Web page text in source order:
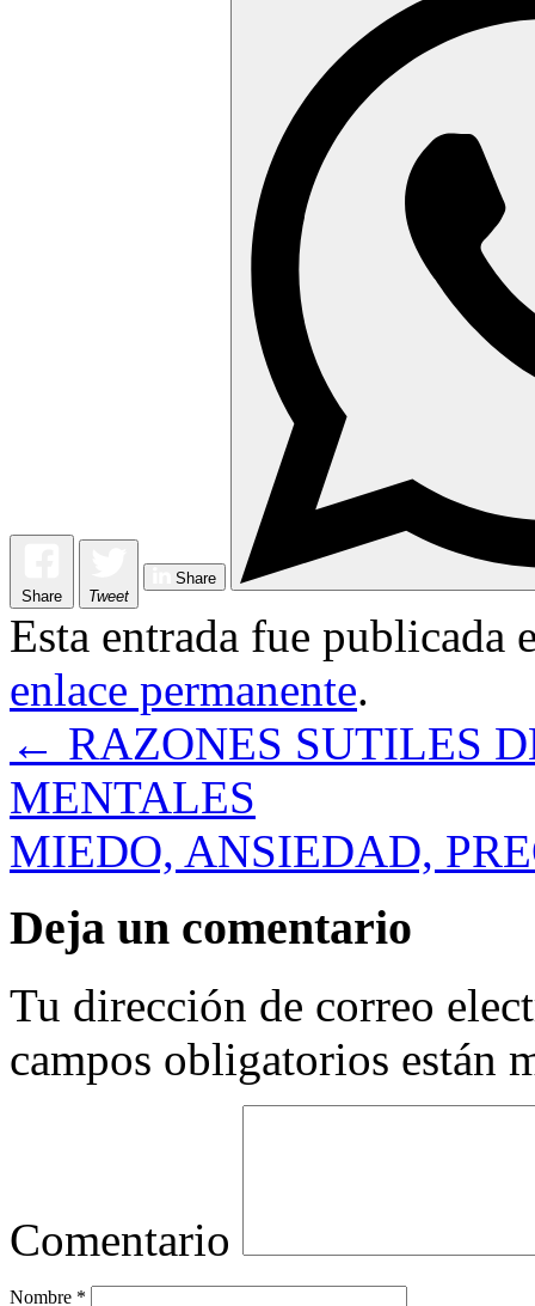
Share Tweet
Share
Esta entrada fue publicada
enlace permanente.
← RAZONES SUTILES
MENTALES
MIEDO, ANSIEDAD,
Deja un comentario
Tu dirección de correo
campos obligatorios están
Comentario
Nombre *